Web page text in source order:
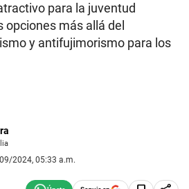
para la juventud
opciones más allá del
y antifujimorismo para los
2024, 05:33 a.m.